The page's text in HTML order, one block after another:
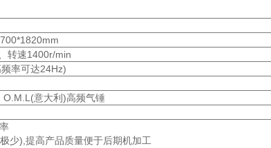
转速1400r/min
率可达24Hz)
意大利)高频气锤
少),提高产品质量便于后期机加工